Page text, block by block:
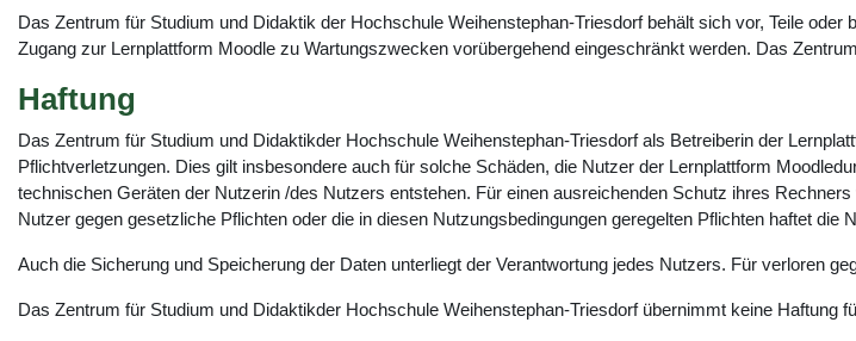
Das Zentrum für Studium und Didaktik der Hochschule Weihenstephan-Triesdorf behält sich vor, Teile
Zugang zur Lernplattform Moodle zu Wartungszwecken vorübergehend eingeschränkt werden. Das
Haftung
Das Zentrum für Studium und Didaktikder Hochschule Weihenstephan-Triesdorf als Betreiberin der
Pflichtverletzungen. Dies gilt insbesondere auch für solche Schäden, die Nutzer der Lernplattform
technischen Geräten der Nutzerin /des Nutzers entstehen. Für einen ausreichenden Schutz ihres
Nutzer gegen gesetzliche Pflichten oder die in diesen Nutzungsbedingungen geregelten Pflichten haftet die
Auch die Sicherung und Speicherung der Daten unterliegt der Verantwortung jedes Nutzers. Für verloren
Das Zentrum für Studium und Didaktikder Hochschule Weihenstephan-Triesdorf übernimmt keine Haftung